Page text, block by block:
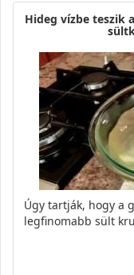
Hideg vízbe teszik
Úgy tartják, hogy a
legfinomabb sült